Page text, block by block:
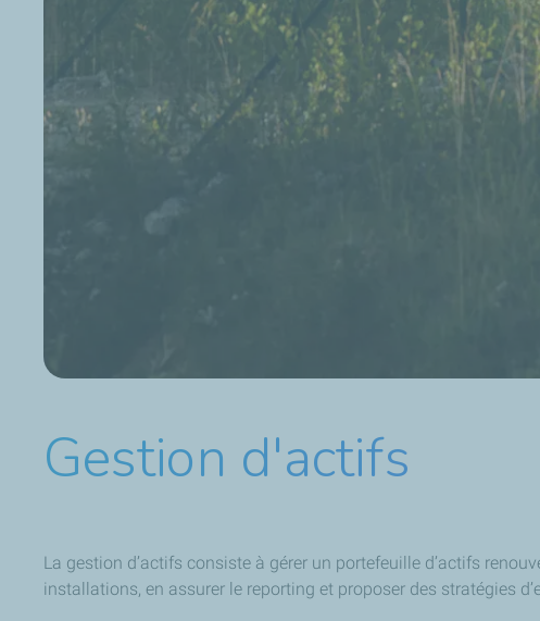
Gestion d'actifs
La gestion d’actifs consiste à gérer un portefeuille d’actifs
installations, en assurer le reporting et proposer des stratégies